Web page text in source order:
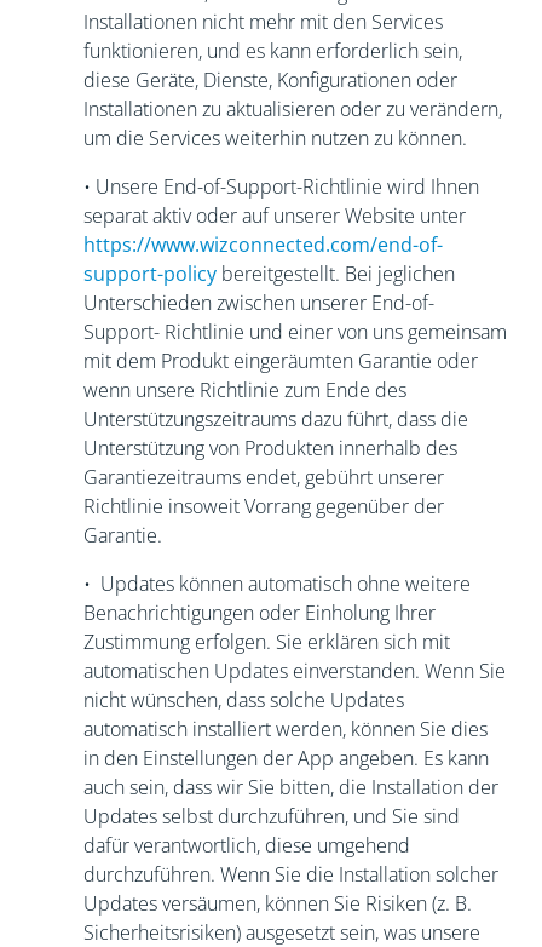
Installationen nicht mehr mit den Services
funktionieren, und es kann erforderlich sein,
diese Geräte, Dienste, Konfigurationen oder
Installationen zu aktualisieren oder zu verändern,
um die Services weiterhin nutzen zu können.
• Unsere End-of-Support-Richtlinie wird Ihnen
separat aktiv oder auf unserer Website unter
https://www.wizconnected.com/end-of-
support-policybereitgestellt. Bei jeglichen
Unterschieden zwischen unserer End-of-
Support- Richtlinie und einer von uns gemeinsam
mit dem Produkt eingeräumten Garantie oder
wenn unsere Richtlinie zum Ende des
Unterstützungszeitraums dazu führt, dass die
Unterstützung von Produkten innerhalb des
Garantiezeitraums endet, gebührt unserer
Richtlinie insoweit Vorrang gegenüber der
Garantie.
• Updates können automatisch ohne weitere
Benachrichtigungen oder Einholung Ihrer
Zustimmung erfolgen. Sie erklären sich mit
automatischen Updates einverstanden. Wenn Sie
nicht wünschen, dass solche Updates
automatisch installiert werden, können Sie dies
in den Einstellungen der App angeben. Es kann
auch sein, dass wir Sie bitten, die Installation der
Updates selbst durchzuführen, und Sie sind
dafür verantwortlich, diese umgehend
durchzuführen. Wenn Sie die Installation solcher
Updates versäumen, können Sie Risiken (z. B.
Sicherheitsrisiken) ausgesetzt sein, was unsere